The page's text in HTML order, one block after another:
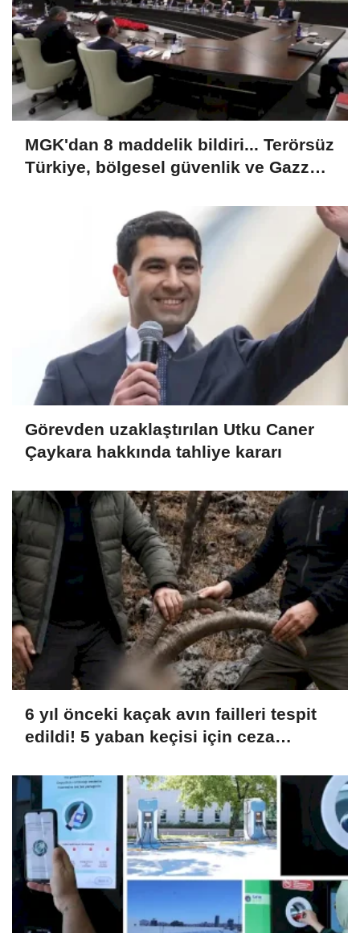
MGK'dan 8 maddelik bildiri... Terörsüz
Türkiye, bölgesel güvenlik ve Gazze
Görevden uzaklaştırılan Utku Caner
Çaykara hakkında tahliye kararı
6 yıl önceki kaçak avın failleri tespit
edildi! 5 yaban keçisi için ceza